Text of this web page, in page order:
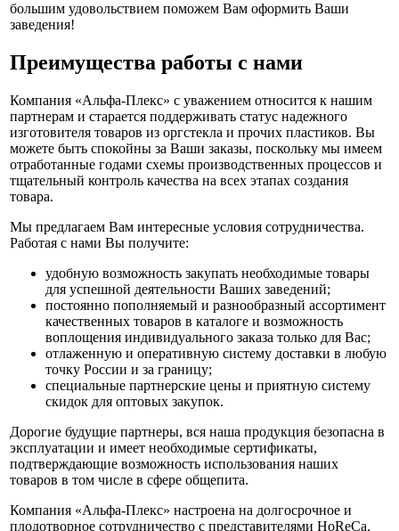
большим удовольствием поможем Вам оформить Ваши
заведения!
Преимущества работы с нами
Компания «Альфа-Плекс» с уважением относится к нашим
партнерам и старается поддерживать статус надежного
изготовителя товаров из оргстекла и прочих пластиков. Вы
можете быть спокойны за Ваши заказы, поскольку мы имеем
отработанные годами схемы производственных процессов и
тщательный контроль качества на всех этапах создания
товара.
Мы предлагаем Вам интересные условия сотрудничества.
Работая с нами Вы получите:
удобную возможность закупать необходимые товары
для успешной деятельности Ваших заведений;
постоянно пополняемый и разнообразный ассортимент
качественных товаров в каталоге и возможность
воплощения индивидуального заказа только для Вас;
отлаженную и оперативную систему доставки в любую
точку России и за границу;
специальные партнерские цены и приятную систему
скидок для оптовых закупок.
Дорогие будущие партнеры, вся наша продукция безопасна в
эксплуатации и имеет необходимые сертификаты,
подтверждающие возможность использования наших
товаров в том числе в сфере общепита.
Компания «Альфа-Плекс» настроена на долгосрочное и
плодотворное сотрудничество с представителями HoReCa.